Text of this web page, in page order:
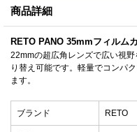
商品詳細
RETO PANO 35mmフィルム
22mmの超広角レンズで広い視
り替え可能です。軽量でコンパ
ます。
ブランド RETO